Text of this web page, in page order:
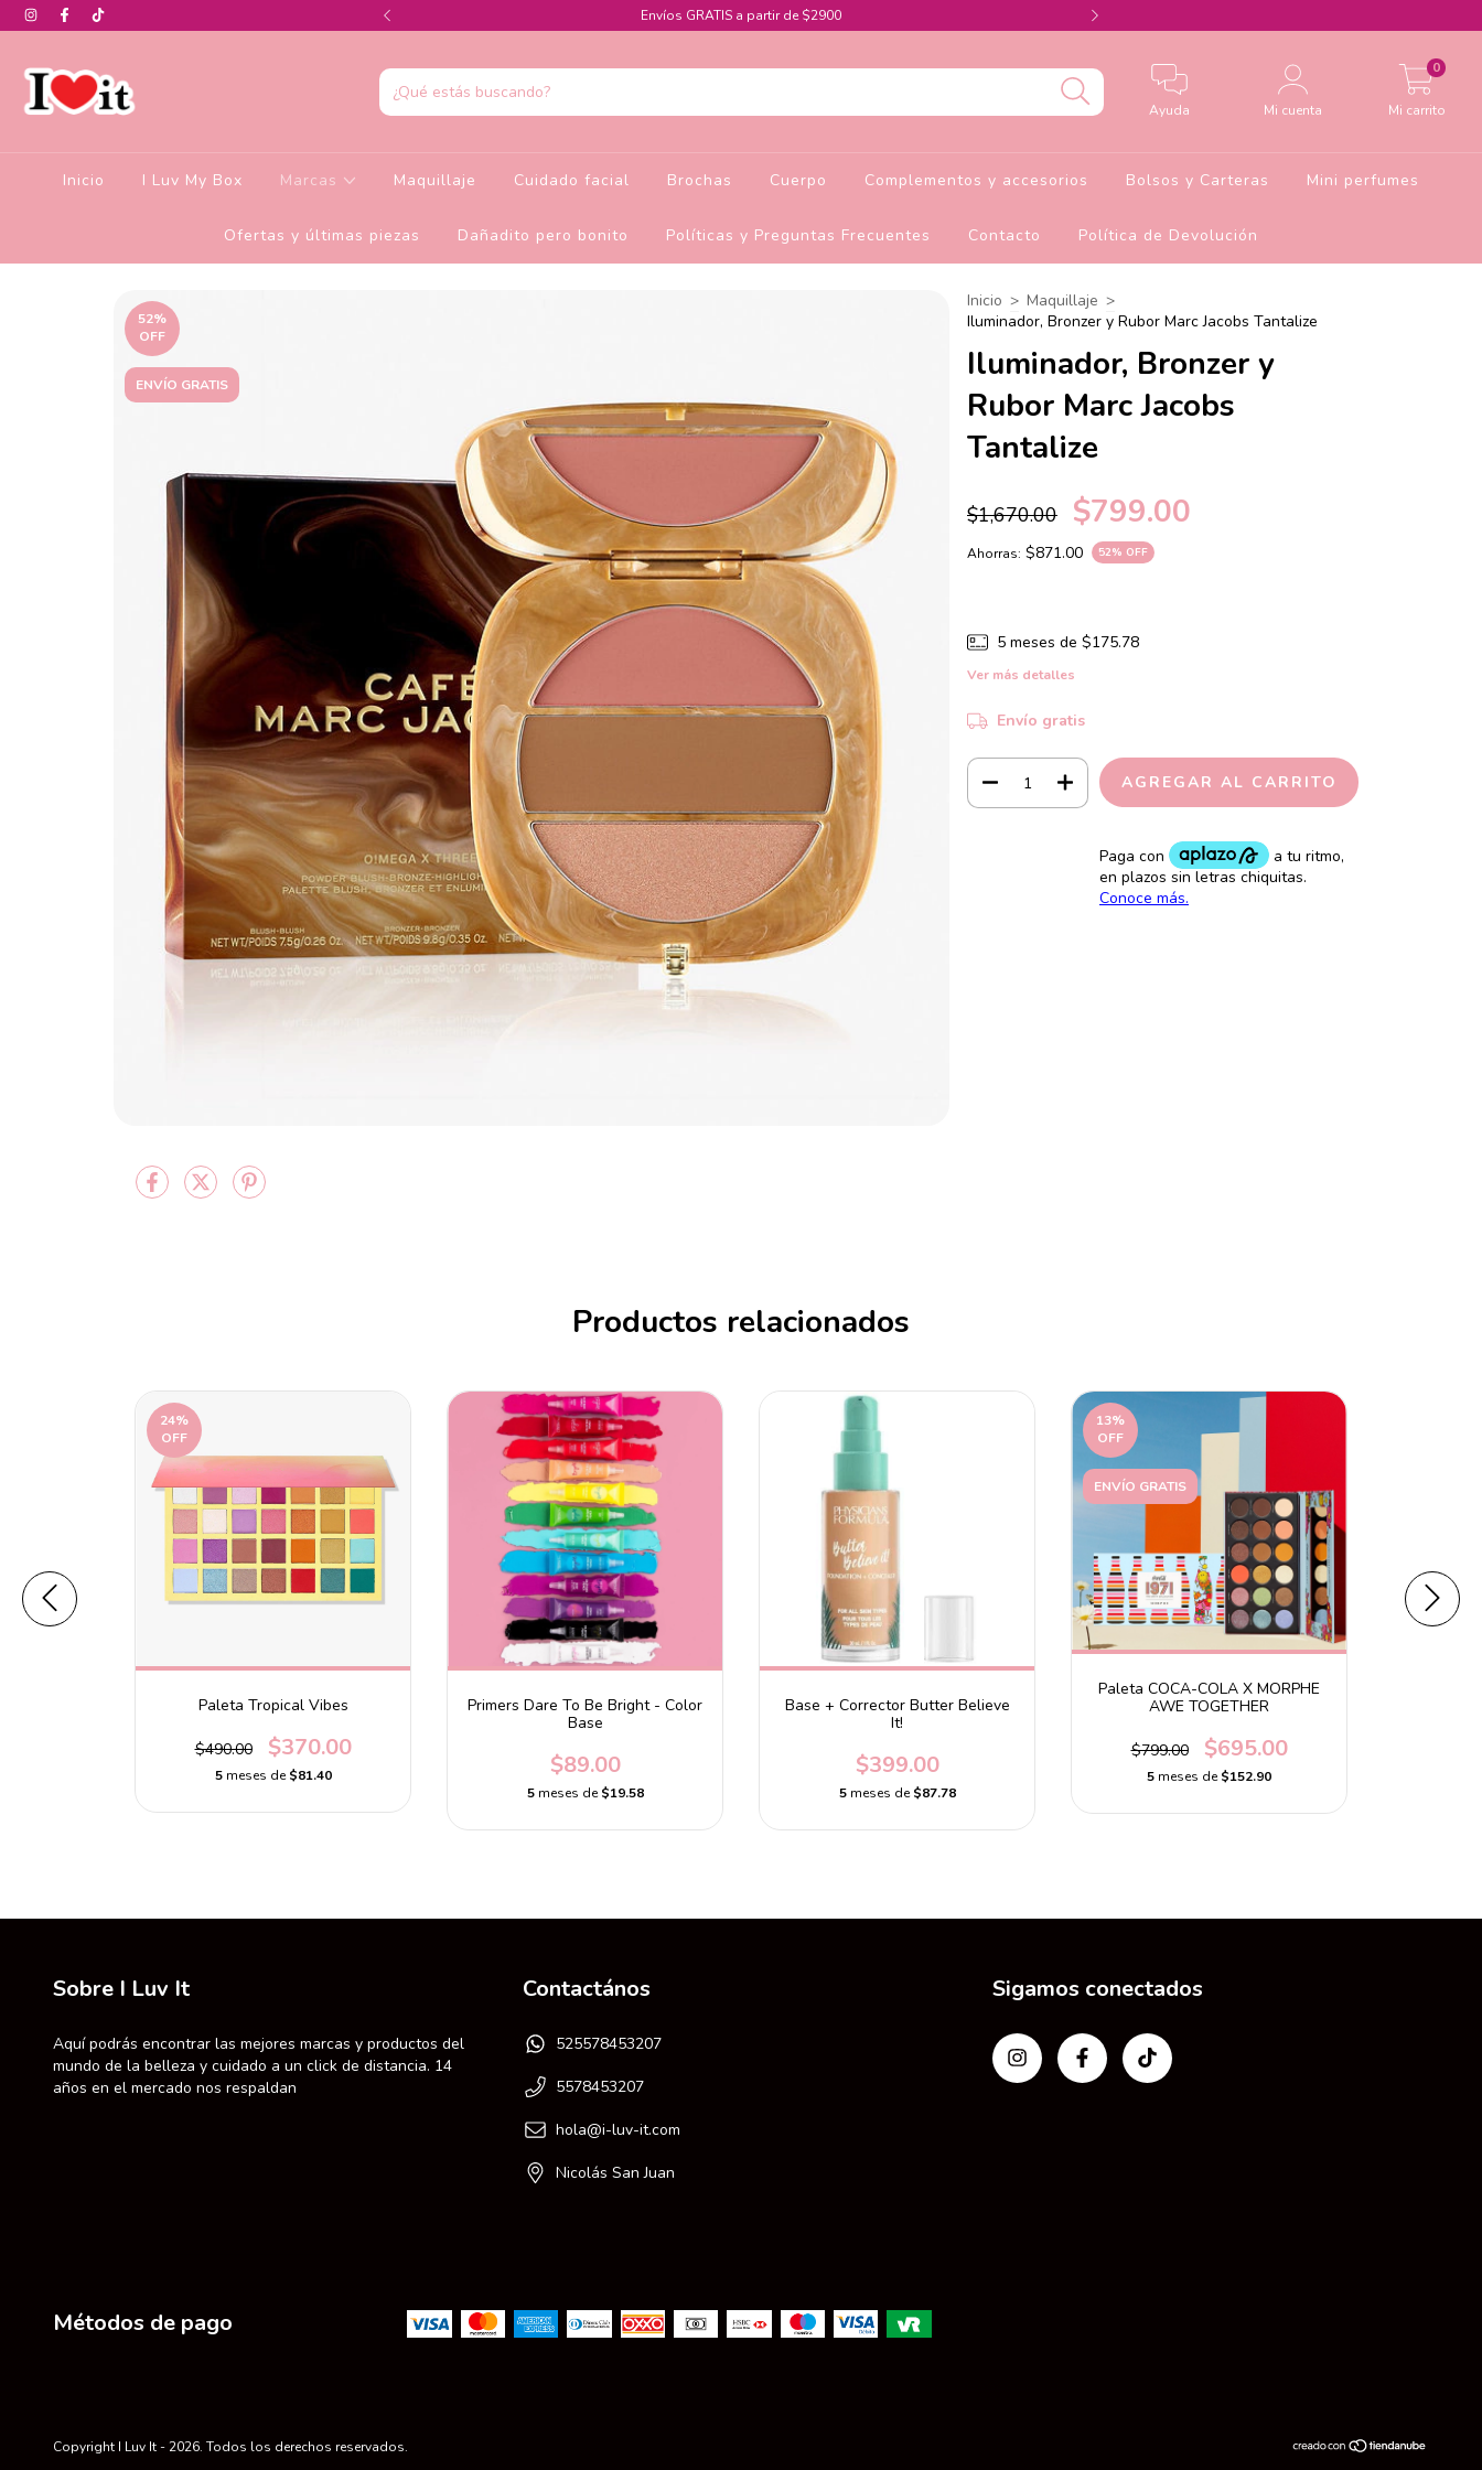
de descuento en la colección de Glamlite Envíos GRATIS a partir de $2900
Ayuda Mi cuenta Mi carrito
0
Inicio I Luv My Box Marcas Maquillaje Cuidado facial Brochas Cuerpo Complementos y accesorios Bolsos y Carteras Mini perfumes
Ofertas y últimas piezas Dañadito pero bonito Políticas y Preguntas Frecuentes Contacto Política de Devolución
52%
OFF
ENVÍO GRATIS
Inicio > Maquillaje >
Iluminador, Bronzer y Rubor Marc Jacobs Tantalize
Iluminador, Bronzer y
Rubor Marc Jacobs
Tantalize
$1,670.00 $799.00
Ahorras: $871.00 52% OFF
5 meses de $175.78
Ver más detalles
Envío gratis
Productos relacionados
24%
OFF
Paleta Tropical Vibes
$490.00 $370.00
5 meses de$81.40
Primers Dare To Be Bright - Color
Base
$89.00
5 meses de$19.58
Base + Corrector Butter Believe
It!
$399.00
5 meses de$87.78
13%
OFF
ENVÍO GRATIS
Paleta COCA-COLA X MORPHE
AWE TOGETHER
$799.00 $695.00
5 meses de$152.90
Sobre I Luv It
Aquí podrás encontrar las mejores marcas y productos del
mundo de la belleza y cuidado a un click de distancia. 14
años en el mercado nos respaldan
Contactános
525578453207
5578453207
hola@i-luv-it.com
Nicolás San Juan
Sigamos conectados
Métodos de pago
Copyright I Luv It - 2026. Todos los derechos reservados.